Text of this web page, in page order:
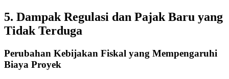
5. Dampak Regulasi dan Pajak Baru yang
Tidak Terduga
Perubahan Kebijakan Fiskal yang Mempengaruhi
Biaya Proyek